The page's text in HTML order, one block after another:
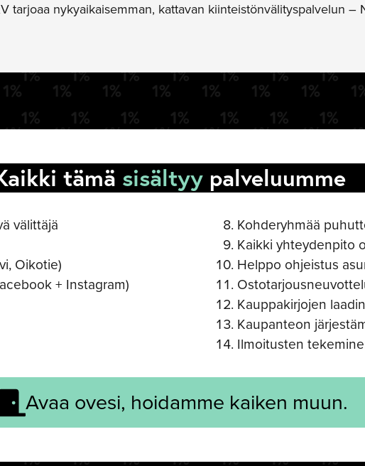
tarjoaa nykyaikaisemman, kattavan kiinteistönvälityspalvelun –
tämä sisältyypalveluumme
välittäjä
Oikotie)
+ Instagram)
Kohderyhmää
Kaikki yhteydenpito
Helppo ohjeistus
Kauppakirjojen
Kaupanteon
Ilmoitusten
Avaa ovesi, hoidamme kaiken muun.